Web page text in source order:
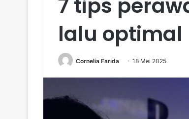
7 tips
lalu optimal
Cornelia Farida 18 Mei 2025